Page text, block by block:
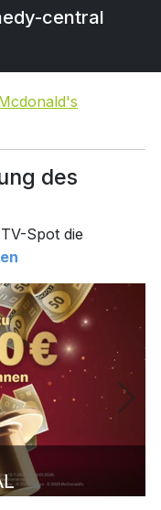
central
des
Spot die